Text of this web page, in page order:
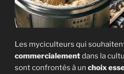
Les myciculteurs qui
commercialementdans la
sont confrontés à un choix